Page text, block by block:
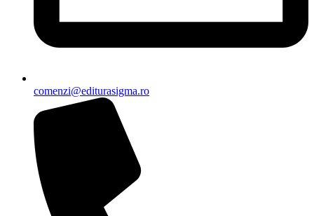
comenzi@editurasigma.ro